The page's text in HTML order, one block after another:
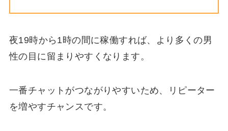
夜19時から1時の間に稼働すれば、より多くの男
性の目に留まりやすくなります。
一番チャットがつながりやすいため、リピーター
を増やすチャンスです。